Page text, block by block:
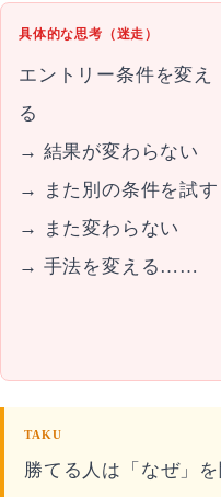
具体的な思考（迷走）
エントリー条件を変え
る
→ 結果が変わらない
→ また別の条件を試す
→ また変わらない
→ 手法を変える……
TAKU
勝てる人は「なぜ」